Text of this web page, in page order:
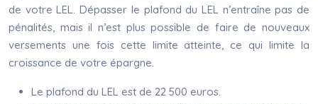
de votre LEL. Dépasser le plafond du LEL n’entraîne pas de
pénalités, mais il n’est plus possible de faire de nouveaux
versements une fois cette limite atteinte, ce qui limite la
croissance de votre épargne.
Le plafond du LEL est de 22 500 euros.